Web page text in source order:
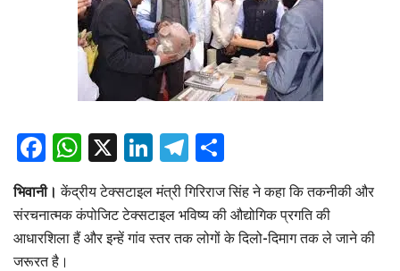
Facebook
WhatsApp
X LinkedIn
Telegram
भिवानी। केंद्रीय टेक्सटाइल मंत्री गिरिराज सिंह ने कहा कि तकनीकी और
संरचनात्मक कंपोजिट टेक्सटाइल भविष्य की औद्योगिक प्रगति की
आधारशिला हैं और इन्हें गांव स्तर तक लोगों के दिलो-दिमाग तक ले जाने की
जरूरत है।